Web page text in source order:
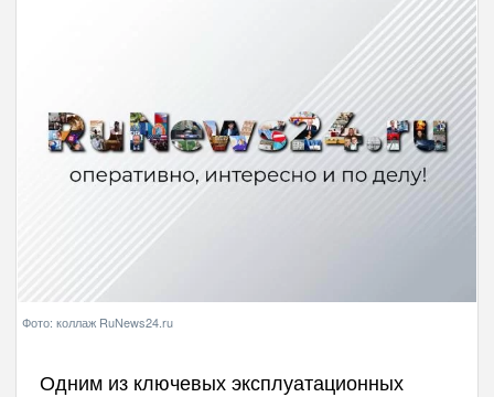
Фото: коллаж RuNews24.ru
Одним из ключевых эксплуатационных